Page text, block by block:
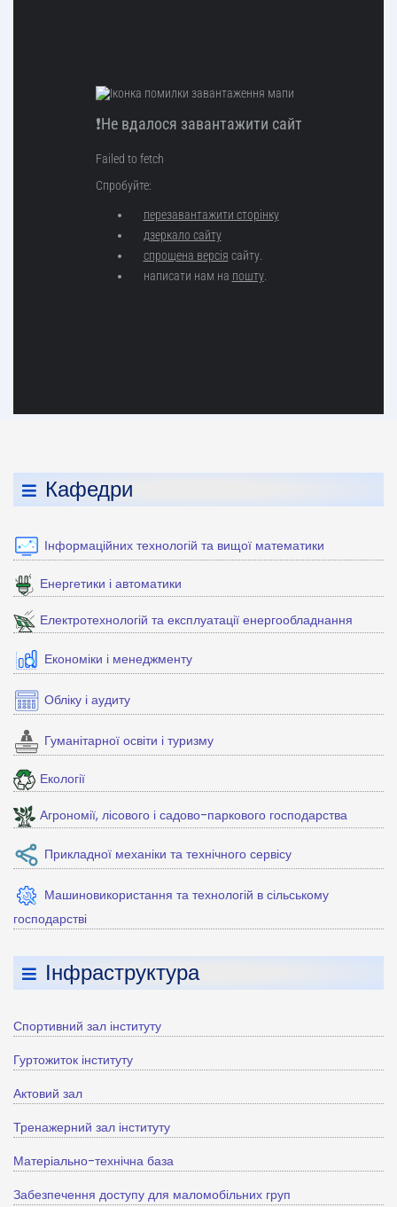
Кафедри
Інформаційних технологій та вищої математики
Енергетики і автоматики
Електротехнологій та експлуатації енергообладнання
Економіки і менеджменту
Обліку і аудиту
Гуманітарної освіти і туризму
Екології
Агрономії, лісового і садово-паркового господарства
Прикладної механіки та технічного сервісу
Машиновикористання та технологій в сільському
господарстві
Інфраструктура
Спортивний зал інституту
Гуртожиток інституту
Актовий зал
Тренажерний зал інституту
Матеріально-технічна база
Забезпечення доступу для маломобільних груп